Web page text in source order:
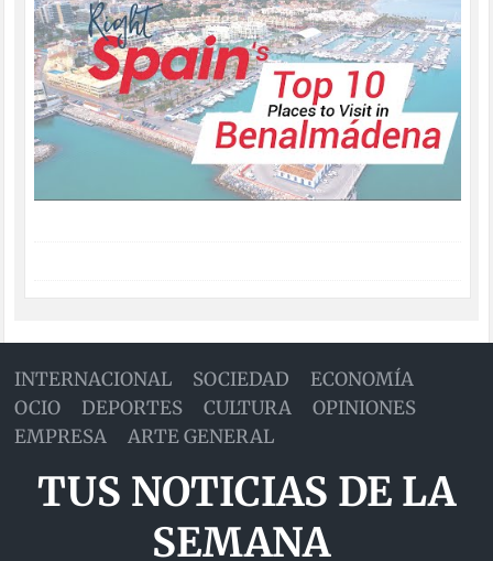
INTERNACIONAL SOCIEDAD
ECONOMÍA
OCIO
DEPORTES CULTURA
OPINIONES
EMPRESA
ARTE GENERAL
TUS NOTICIAS DE LA
SEMANA